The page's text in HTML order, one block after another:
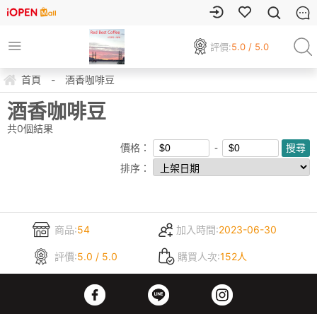
評價:5.0 / 5.0
首頁 - 酒香咖啡豆
酒香咖啡豆
共0個結果
價格：
排序：
商品:54 加入時間:2023-06-30
評價:5.0 / 5.0 購買人次:152人